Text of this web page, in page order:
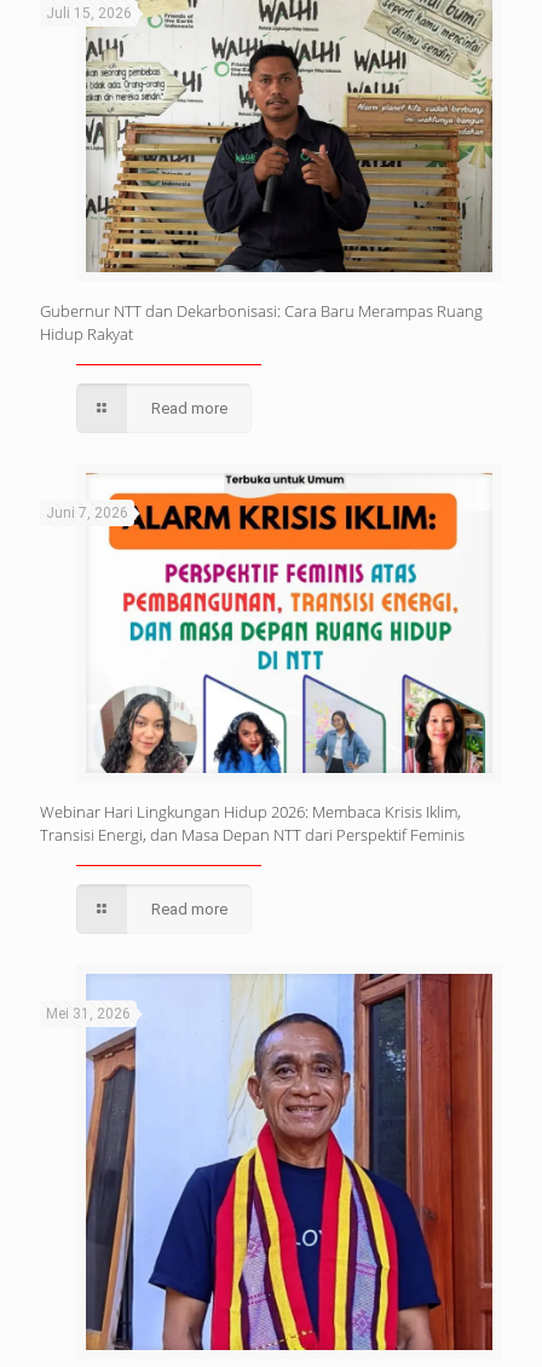
Juli 15, 2026
Gubernur NTT dan Dekarbonisasi: Cara Baru Merampas Ruang
Hidup Rakyat
Read more
Juni 7, 2026
Webinar Hari Lingkungan Hidup 2026: Membaca Krisis Iklim,
Transisi Energi, dan Masa Depan NTT dari Perspektif Feminis
Read more
Mei 31, 2026